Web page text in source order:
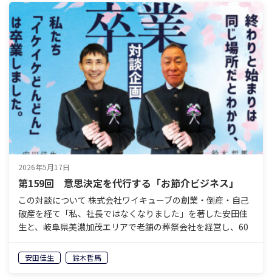
2026年5月17日
第159回 意思決定を代行する「お節介ビジネス」
この対談について 株式会社ワイキューブの創業・倒産・自己
破産を経て「私、社長ではなくなりました」を著した安田佳
生と、岐阜県美濃加茂エリアで老舗の葬祭会社を経営し、60
ど…安田佳生 鈴木哲馬